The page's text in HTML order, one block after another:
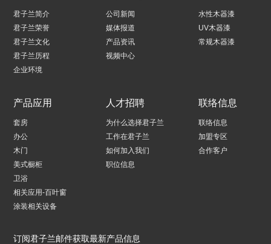
君子兰简介
君子兰荣誉
君子兰文化
君子兰历程
企业环境
公司新闻
媒体报道
产品资讯
视频中心
水性木器漆
UV木器漆
常规木器漆
产品应用
套房
办公
木门
美式橱柜
卫浴
相关应用-百叶窗
涂装相关设备
人才招聘
为什么选择君子兰
工作在君子兰
如何加入我们
职位信息
联络信息
联络信息
加盟专区
合作客户
订阅君子兰邮件获取最新产品信息